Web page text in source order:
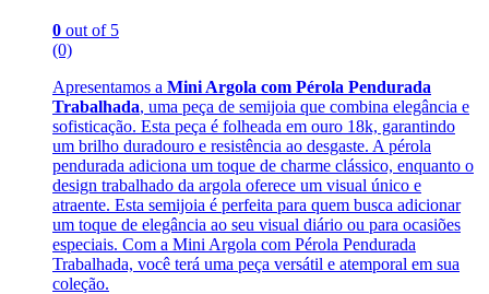
0 out of 5
(0)
Apresentamos a Mini Argola com Pérola Pendurada
Trabalhada, uma peça de semijoia que combina elegância e
sofisticação. Esta peça é folheada em ouro 18k, garantindo
um brilho duradouro e resistência ao desgaste. A pérola
pendurada adiciona um toque de charme clássico, enquanto o
design trabalhado da argola oferece um visual único e
atraente. Esta semijoia é perfeita para quem busca adicionar
um toque de elegância ao seu visual diário ou para ocasiões
especiais. Com a Mini Argola com Pérola Pendurada
Trabalhada, você terá uma peça versátil e atemporal em sua
coleção.